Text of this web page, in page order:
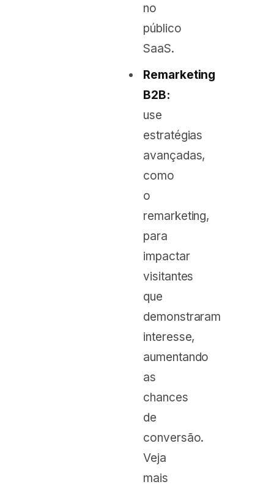
no
público
SaaS.
Remarketing
B2B:
use
estratégias
avançadas,
como
o
remarketing,
para
impactar
visitantes
que
demonstraram
interesse,
aumentando
as
chances
de
conversão.
Veja
mais